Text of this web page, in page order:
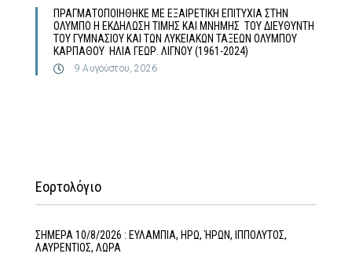
ΠΡΑΓΜΑΤΟΠΟΙΗΘΗΚΕ ΜΕ ΕΞΑΙΡΕΤΙΚΗ ΕΠΙΤΥΧΙΑ ΣΤΗΝ
ΟΛΥΜΠΟ Η ΕΚΔΗΛΩΣΗ ΤΙΜΗΣ ΚΑΙ ΜΝΗΜΗΣ ΤΟΥ ΔΙΕΥΘΥΝΤΗ
ΤΟΥ ΓΥΜΝΑΣΙΟΥ ΚΑΙ ΤΩΝ ΛΥΚΕΙΑΚΩΝ ΤΑΞΕΩΝ ΟΛΥΜΠΟΥ
ΚΑΡΠΑΘΟΥ ΗΛΙΑ ΓΕΩΡ. ΛΙΓΝΟΥ (1961-2024)
9 Αυγούστου, 2026
Εορτολόγιο
ΣΗΜΕΡΑ 10/8/2026 : ΕΥΛΑΜΠΙΑ, ΗΡΩ, ΉΡΩΝ, ΙΠΠΟΛΥΤΟΣ,
ΛΑΥΡΕΝΤΙΟΣ, ΛΩΡΑ